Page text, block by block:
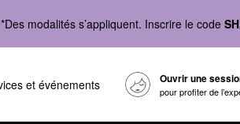
modalités s’appliquent. Inscrire le code
et événements Ouvrir une
pour profiter de